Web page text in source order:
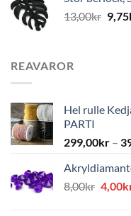
13,00kr 9,75
REAVAROR
Hel rulle
PARTI
299,00kr –
8,00kr Det
4,00